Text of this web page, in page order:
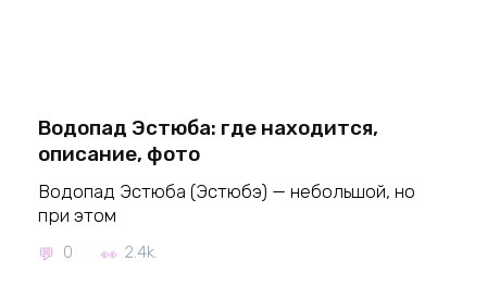
Водопад Эстюба: где находится,
описание, фото
Водопад Эстюба (Эстюбэ) — небольшой, но
при этом
0 2.4k.